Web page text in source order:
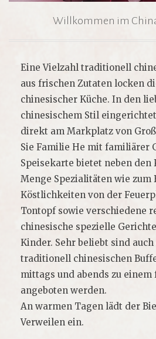
Willkommen im
Eine Vielzahl traditionell
aus frischen Zutaten locken
chinesischer Küche. In den
chinesischem Stil
direkt am Markplatz von
Sie Familie He mit familiärer
Speisekarte bietet neben den
Menge Spezialitäten wie zum
Köstlichkeiten von der
Tontopf sowie verschiedene
chinesische spezielle
Kinder. Sehr beliebt sind
traditionell chinesischen
mittags und abends zu einem
angeboten werden.
An warmen Tagen lädt der
Verweilen ein.